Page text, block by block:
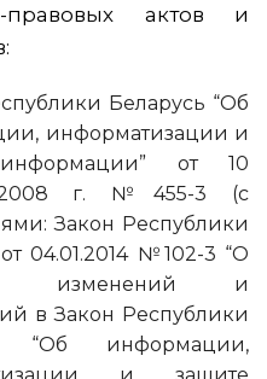
правовых актов и
Беларусь “Об
информатизации и
от 10
2008 г. №455-3 (с
Закон Республики
04.01.2014 №102-3 “О
изменений и
в Закон Республики
“Об информации,